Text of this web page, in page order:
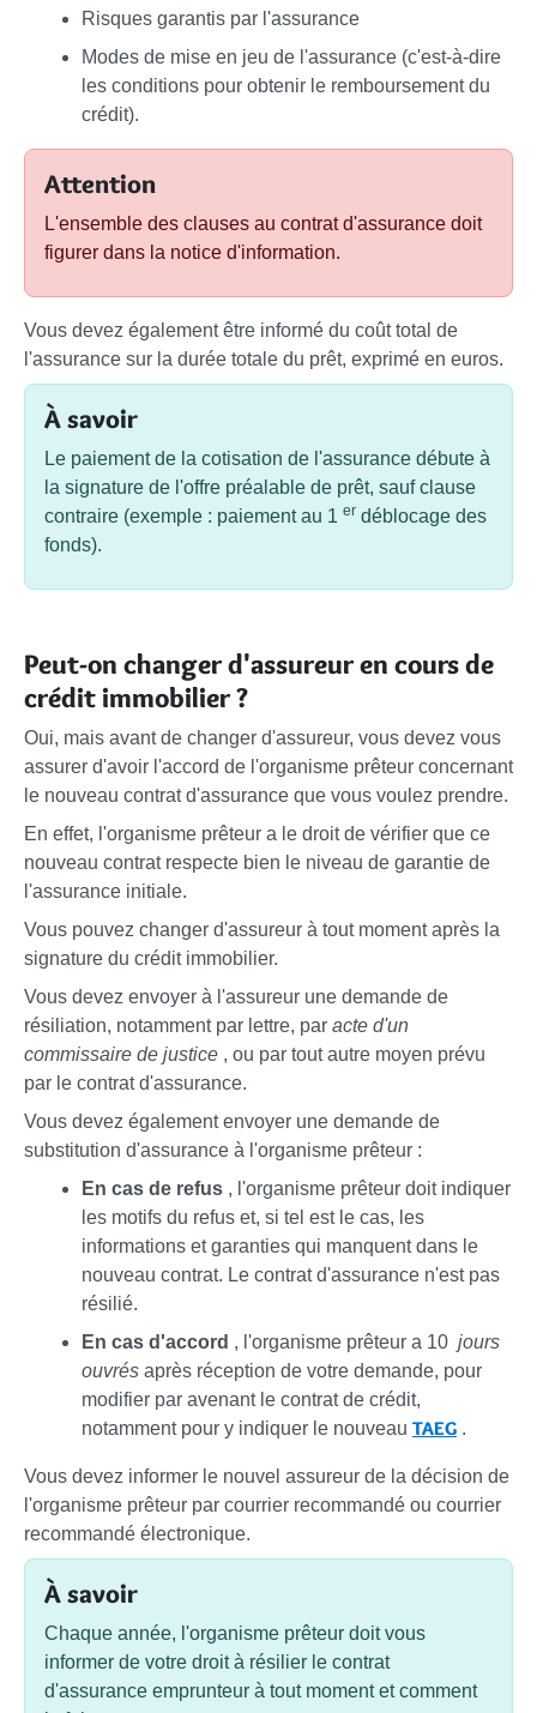
Risques garantis par l'assurance
Modes de mise en jeu de l'assurance (c'est-à-dire
les conditions pour obtenir le remboursement du
crédit).
Attention
L'ensemble des clauses au contrat d'assurance doit
figurer dans la notice d'information.
Vous devez également être informé du coût total de
l'assurance sur la durée totale du prêt, exprimé en euros.
À savoir
Le paiement de la cotisation de l'assurance débute à
la signature de l'offre préalable de prêt, sauf clause
contraire (exemple : paiement au 1 er déblocage des
fonds).
Peut-on changer d'assureur en cours de
crédit immobilier ?
Oui, mais avant de changer d'assureur, vous devez vous
assurer d'avoir l'accord de l'organisme prêteur concernant
le nouveau contrat d'assurance que vous voulez prendre.
En effet, l'organisme prêteur a le droit de vérifier que ce
nouveau contrat respecte bien le niveau de garantie de
l'assurance initiale.
Vous pouvez changer d'assureur à tout moment après la
signature du crédit immobilier.
Vous devez envoyer à l'assureur une demande de
résiliation, notamment par lettre, par acte d'un
commissaire de justice , ou par tout autre moyen prévu
par le contrat d'assurance.
Vous devez également envoyer une demande de
substitution d'assurance à l'organisme prêteur :
En cas de refus , l'organisme prêteur doit indiquer
les motifs du refus et, si tel est le cas, les
informations et garanties qui manquent dans le
nouveau contrat. Le contrat d'assurance n'est pas
résilié.
En cas d'accord , l'organisme prêteur a 10 jours
ouvrés après réception de votre demande, pour
modifier par avenant le contrat de crédit,
notamment pour y indiquer le nouveau TAEG .
Vous devez informer le nouvel assureur de la décision de
l'organisme prêteur par courrier recommandé ou courrier
recommandé électronique.
À savoir
Chaque année, l'organisme prêteur doit vous
informer de votre droit à résilier le contrat
d'assurance emprunteur à tout moment et comment